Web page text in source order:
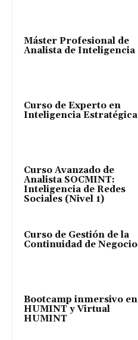
Máster Profesional de
Analista de Inteligencia
Curso de Experto en
Inteligencia Estratégica
Curso Avanzado de
Analista SOCMINT:
Inteligencia de Redes
Sociales (Nivel 1)
Curso de Gestión de la
Continuidad de Negocio
Bootcamp inmersivo en
HUMINT y Virtual
HUMINT